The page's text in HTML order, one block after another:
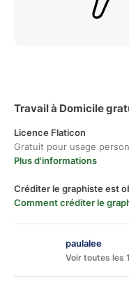
Travail à Domicile
Licence Flaticon
Gratuit pour usage
Plus d'informations
Créditer le graphiste est
Comment créditer le
paulalee
Voir toutes les